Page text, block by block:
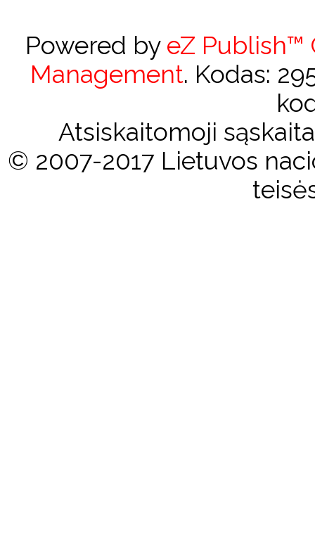
Powered by eZ Publish™
Management. Kodas:
Atsiskaitomoji
© 2007-2017 Lietuvos